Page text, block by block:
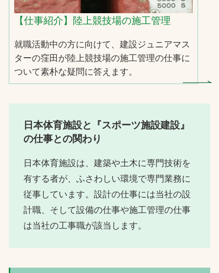
【仕事紹介】陸上競技場の施工管理
就職活動中の方に向けて、建設ジュニアマス
ターの窪田が陸上競技場の施工管理の仕事に
ついて素朴な疑問に答えます。
日本体育施設と『スポーツ施設建設』
の仕事との関わり
日本体育施設は、建築や土木に専門技術を
有する者が、ふさわしい環境で専門業務に
従事しています。設計の仕事には当社の設
計職、そして設備の仕事や施工管理の仕事
は当社の工事職が該当します。